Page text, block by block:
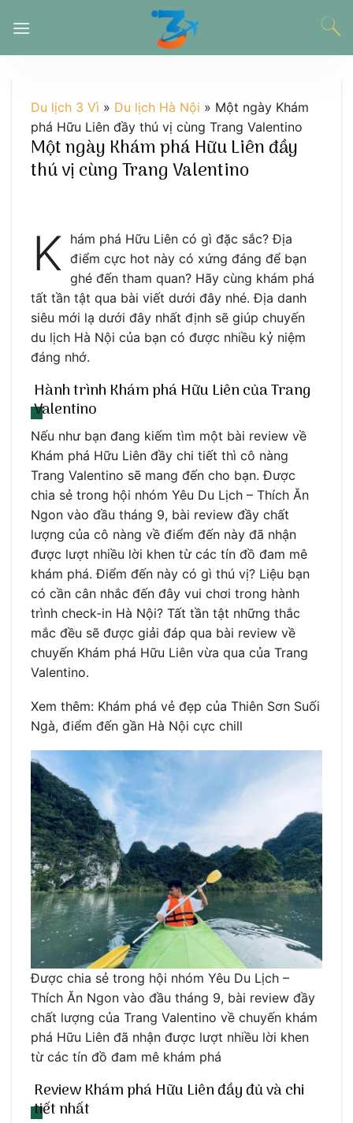
đến
Du lịch 3 Vì » Du lịch Hà Nội » Một ngày Khám
phá Hữu Liên đầy thú vị cùng Trang Valentino
Một ngày Khám phá Hữu Liên đầy
thú vị cùng Trang Valentino
K hám phá Hữu Liên có gì đặc sắc? Địa
điểm cực hot này có xứng đáng để bạn
ghé đến tham quan? Hãy cùng khám phá
tất tần tật qua bài viết dưới đây nhé. Địa danh
siêu mới lạ dưới đây nhất định sẽ giúp chuyến
du lịch Hà Nội của bạn có được nhiều kỷ niệm
đáng nhớ.
Hành trình Khám phá Hữu Liên của Trang
Valentino
Nếu như bạn đang kiếm tìm một bài review về
Khám phá Hữu Liên đầy chi tiết thì cô nàng
Trang Valentino sẽ mang đến cho bạn. Được
chia sẻ trong hội nhóm Yêu Du Lịch – Thích Ăn
Ngon vào đầu tháng 9, bài review đầy chất
lượng của cô nàng về điểm đến này đã nhận
được lượt nhiều lời khen từ các tín đồ đam mê
khám phá. Điểm đến này có gì thú vị? Liệu bạn
có cần cân nhắc đến đây vui chơi trong hành
trình check-in Hà Nội? Tất tần tật những thắc
mắc đều sẽ được giải đáp qua bài review về
chuyến Khám phá Hữu Liên vừa qua của Trang
Valentino.
Xem thêm: Khám phá vẻ đẹp của Thiên Sơn Suối
Ngà, điểm đến gần Hà Nội cực chill
Được chia sẻ trong hội nhóm Yêu Du Lịch –
Thích Ăn Ngon vào đầu tháng 9, bài review đầy
chất lượng của Trang Valentino về chuyến khám
phá Hữu Liên đã nhận được lượt nhiều lời khen
từ các tín đồ đam mê khám phá
Review Khám phá Hữu Liên đầy đủ và chi
tiết nhất